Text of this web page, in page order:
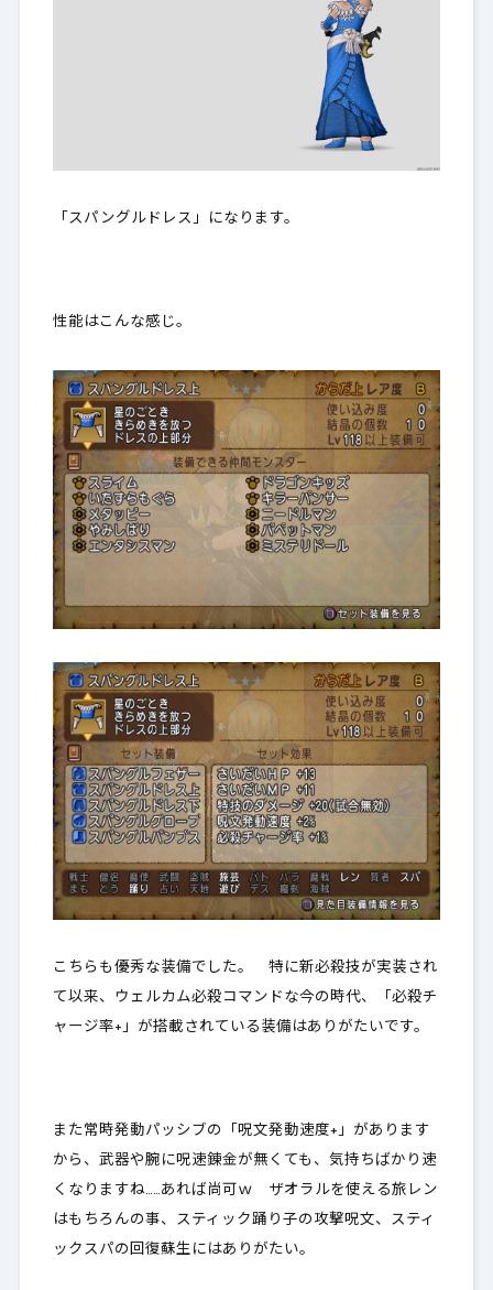
「スパングルドレス」になります。
性能はこんな感じ。
こちらも優秀な装備でした。 特に新必殺技が実装され
て以来、ウェルカム必殺コマンドな今の時代、「必殺チ
ャージ率+」が搭載されている装備はありがたいです。
また常時発動パッシブの「呪文発動速度+」があります
から、武器や腕に呪速錬金が無くても、気持ちばかり速
くなりますね……あれば尚可ｗ ザオラルを使える旅レン
はもちろんの事、スティック踊り子の攻撃呪文、スティ
ックスパの回復蘇生にはありがたい。